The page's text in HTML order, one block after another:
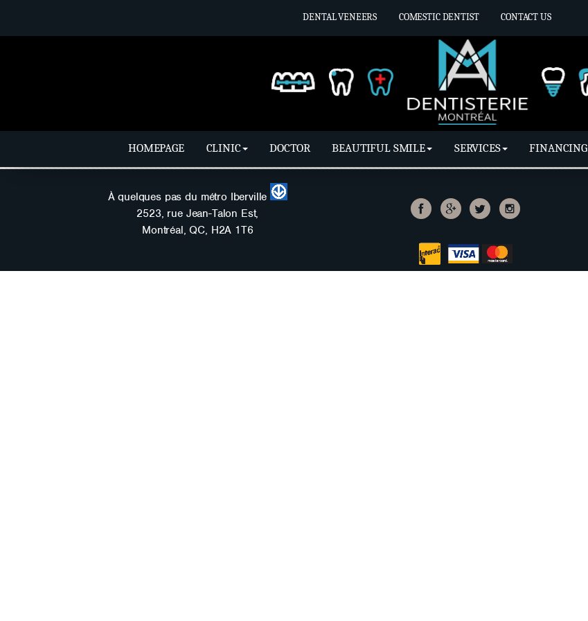
DENTAL VENEERS COMESTIC DENTIST CONTACT US
HOMEPAGE CLINIC DOCTOR BEAUTIFUL SMILE SERVICES FINANCING
À quelques pas du métro Iberville
2523, rue Jean-Talon Est,
Montréal, QC, H2A 1T6